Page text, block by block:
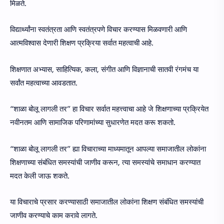
मिळते.
विद्यार्थ्यांना स्वतंत्रता आणि स्वतंत्रपणे विचार करण्यास मिळवणारी आणि
आत्मविश्वास देणारी शिक्षण प्रक्रिया सर्वात महत्वाची आहे.
शिक्षणात अभ्यास, साहित्यिक, कला, संगीत आणि विज्ञानाची सातवी रंगमंच या
सर्वांत महत्वाच्या आवडतात.
“शाळा बोलू लागली तर” हा विचार सर्वात महत्त्वाचा आहे जे शिक्षणाच्या प्रक्रियेत
नवीनतम आणि सामाजिक परिणामांच्या सुधारणेत मदत करू शकतो.
“शाळा बोलू लागली तर” ह्या विचाराच्या माध्यमातून आपल्या समाजातील लोकांना
शिक्षणाच्या संबंधित समस्यांची जाणीव करून, त्या समस्यांचे समाधान करण्यात
मदत केली जाऊ शकते.
या विचाराचे प्रसार करण्यासाठी समाजातील लोकांना शिक्षण संबंधित समस्यांची
जाणीव करण्याचे काम करावे लागते.